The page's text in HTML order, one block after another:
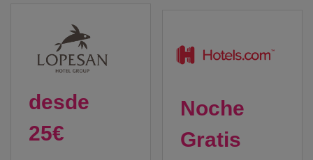
desde
25€
Noche
Gratis